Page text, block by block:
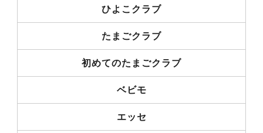
ひよこクラブ
たまごクラブ
初めてのたまごクラブ
ベビモ
エッセ